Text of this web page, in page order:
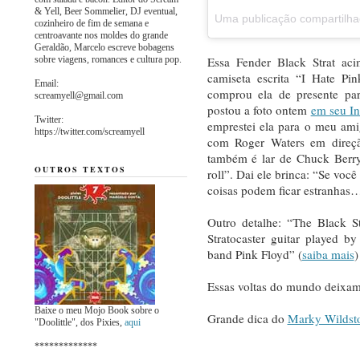
Essa Fender Black Strat
camiseta escrita “I Hate
comprou ela de presente
postou a foto ontem em seu
emprestei ela para o meu
com Roger Waters em
também é lar de Chuck
roll”. Dai ele brinca: “Se
coisas podem ficar
Outro detalhe: “The Black
Stratocaster guitar played
band Pink Floyd” (saiba mais)
Essas voltas do mundo
Grande dica do Marky
& Yell, Beer Sommelier, DJ eventual,
cozinheiro de fim de semana e
centroavante nos moldes do grande
Geraldão, Marcelo escreve bobagens
sobre viagens, romances e cultura pop.
Email:
screamyell@gmail.com
Twitter:
https://twitter.com/screamyell
OUTROS TEXTOS
Baixe o meu Mojo Book sobre o
"Doolittle", dos Pixies, aqui
*************